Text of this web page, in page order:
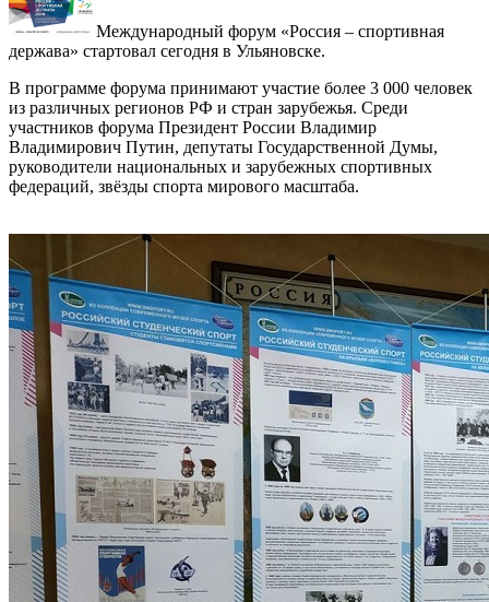
Международный форум «Россия – спортивная
держава» стартовал сегодня в Ульяновске.
В программе форума принимают участие более 3 000 человек
из различных регионов РФ и стран зарубежья. Среди
участников форума Президент России Владимир
Владимирович Путин, депутаты Государственной Думы,
руководители национальных и зарубежных спортивных
федераций, звёзды спорта мирового масштаба.